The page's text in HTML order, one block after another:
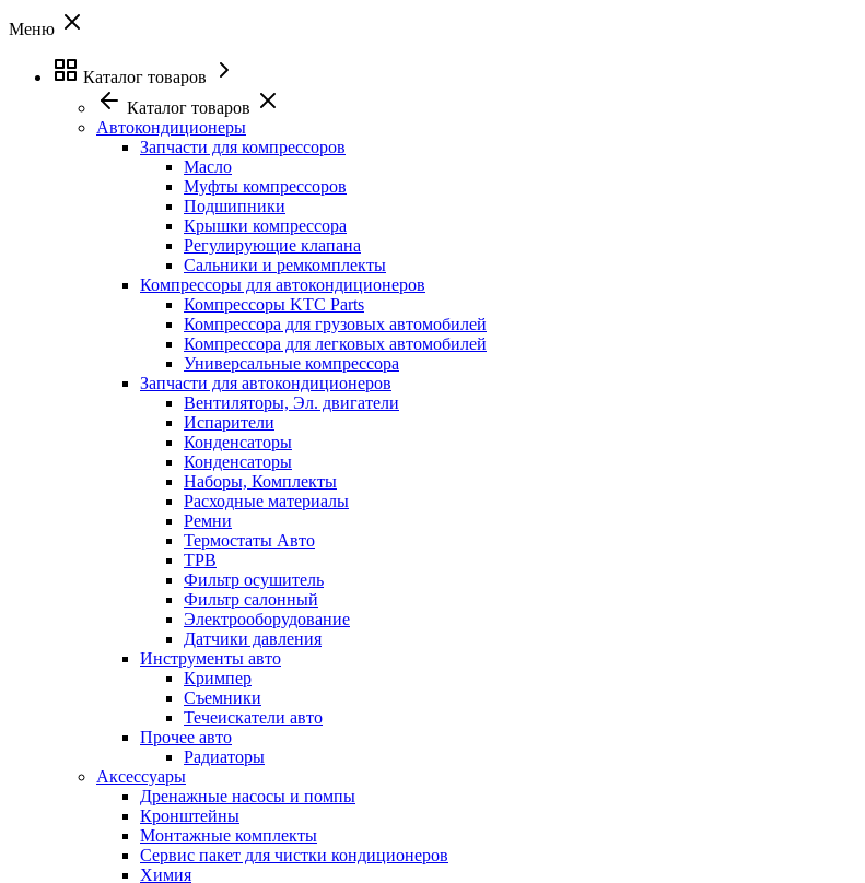
Меню
Каталог товаров
Каталог товаров
Автокондиционеры
Запчасти для компрессоров
Масло
Муфты компрессоров
Подшипники
Крышки компрессора
Регулирующие клапана
Сальники и ремкомплекты
Компрессоры для автокондиционеров
Компрессоры KTC Parts
Компрессора для грузовых автомобилей
Компрессора для легковых автомобилей
Универсальные компрессора
Запчасти для автокондиционеров
Вентиляторы, Эл. двигатели
Испарители
Конденсаторы
Конденсаторы
Наборы, Комплекты
Расходные материалы
Ремни
Термостаты Авто
ТРВ
Фильтр осушитель
Фильтр салонный
Электрооборудование
Датчики давления
Инструменты авто
Кримпер
Съемники
Течеискатели авто
Прочее авто
Радиаторы
Аксессуары
Дренажные насосы и помпы
Кронштейны
Монтажные комплекты
Сервис пакет для чистки кондиционеров
Химия